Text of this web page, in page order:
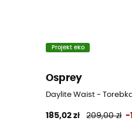
Projekt eko
Osprey
Daylite Waist -
185,02 zł 209,00 zł -